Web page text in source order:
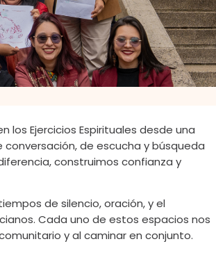
los Ejercicios Espirituales desde una
conversación, de escucha y búsqueda
construimos confianza y
de silencio, oración, y el
Cada uno de estos espacios nos
y al caminar en conjunto.